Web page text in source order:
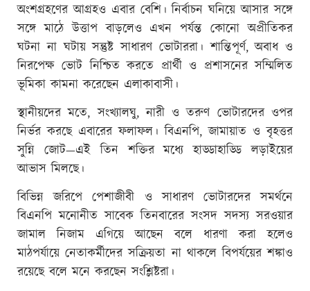
অংশগ্রহণের আগ্রহও এবার বেশি। নির্বাচন ঘনিয়ে আসার সঙ্গে
সঙ্গে মাঠে উত্তাপ বাড়লেও এখন পর্যন্ত কোনো অপ্রীতিকর
ঘটনা না ঘটায় সন্তুষ্ট সাধারণ ভোটাররা। শান্তিপূর্ণ, অবাধ ও
নিরপেক্ষ ভোট নিশ্চিত করতে প্রার্থী ও প্রশাসনের সম্মিলিত
ভূমিকা কামনা করেছেন এলাকাবাসী।
স্থানীয়দের মতে, সংখ্যালঘু, নারী ও তরুণ ভোটারদের ওপর
নির্ভর করছে এবারের ফলাফল। বিএনপি, জামায়াত ও বৃহত্তর
সুন্নি জোট—এই তিন শক্তির মধ্যে হাড্ডাহাড্ডি লড়াইয়ের
আভাস মিলছে।
বিভিন্ন জরিপে পেশাজীবী ও সাধারণ ভোটারদের সমর্থনে
বিএনপি মনোনীত সাবেক তিনবারের সংসদ সদস্য সরওয়ার
জামাল নিজাম এগিয়ে আছেন বলে ধারণা করা হলেও
মাঠপর্যায়ে নেতাকর্মীদের সক্রিয়তা না থাকলে বিপর্যয়ের শঙ্কাও
রয়েছে বলে মনে করছেন সংশ্লিষ্টরা।